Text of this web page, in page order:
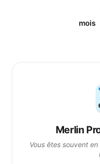
mois
Merlin
Vous êtes souvent